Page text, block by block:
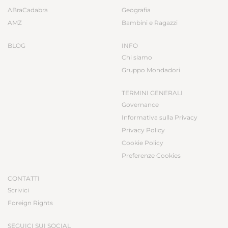
ABraCadabra
AMZ
BLOG
Geografia
Bambini e Ragazzi
INFO
Chi siamo
Gruppo Mondadori
TERMINI GENERALI
Governance
Informativa sulla Privacy
Privacy Policy
Cookie Policy
Preferenze Cookies
CONTATTI
Scrivici
Foreign Rights
SEGUICI SUI SOCIAL